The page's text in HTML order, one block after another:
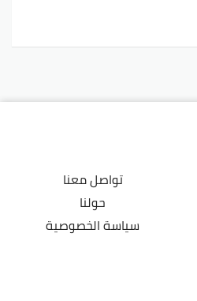
تواصل معنا
حولنا
سياسة الخصوصية